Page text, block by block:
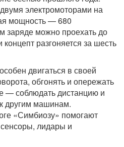
электромоторами на
мощность — 680
можно проехать до
разгоняется за шесть
двигаться в своей
обгонять и опережать
— соблюдать дистанцию и
другим машинам.
«Симбиозу» помогают
лидары и